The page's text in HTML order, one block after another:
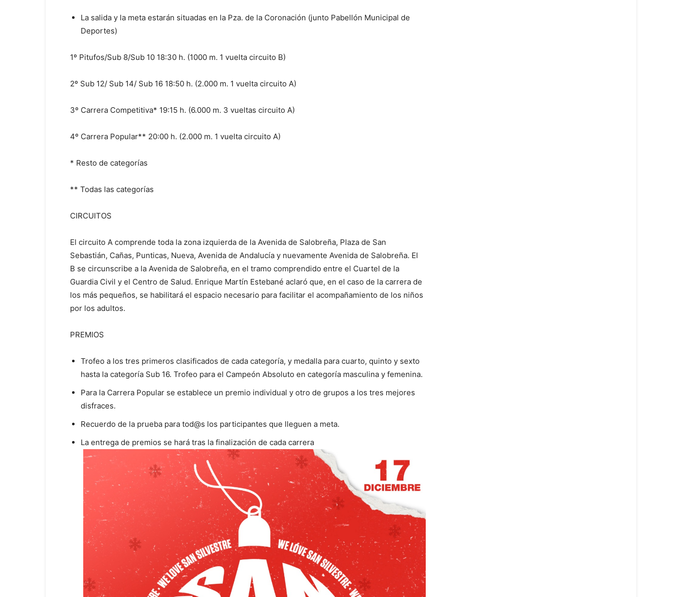
La salida y la meta estarán situadas en la Pza. de la Coronación (junto Pabellón Municipal de
Deportes)
1º Pitufos/Sub 8/Sub 10 18:30 h. (1000 m. 1 vuelta circuito B)
2º Sub 12/ Sub 14/ Sub 16 18:50 h. (2.000 m. 1 vuelta circuito A)
3º Carrera Competitiva* 19:15 h. (6.000 m. 3 vueltas circuito A)
4º Carrera Popular** 20:00 h. (2.000 m. 1 vuelta circuito A)
* Resto de categorías
** Todas las categorías
CIRCUITOS
El circuito A comprende toda la zona izquierda de la Avenida de Salobreña, Plaza de San
Sebastián, Cañas, Punticas, Nueva, Avenida de Andalucía y nuevamente Avenida de Salobreña. El
B se circunscribe a la Avenida de Salobreña, en el tramo comprendido entre el Cuartel de la
Guardia Civil y el Centro de Salud. Enrique Martín Estebané aclaró que, en el caso de la carrera de
los más pequeños, se habilitará el espacio necesario para facilitar el acompañamiento de los niños
por los adultos.
PREMIOS
Trofeo a los tres primeros clasificados de cada categoría, y medalla para cuarto, quinto y sexto
hasta la categoría Sub 16. Trofeo para el Campeón Absoluto en categoría masculina y femenina.
Para la Carrera Popular se establece un premio individual y otro de grupos a los tres mejores
disfraces.
Recuerdo de la prueba para tod@s los participantes que lleguen a meta.
La entrega de premios se hará tras la finalización de cada carrera